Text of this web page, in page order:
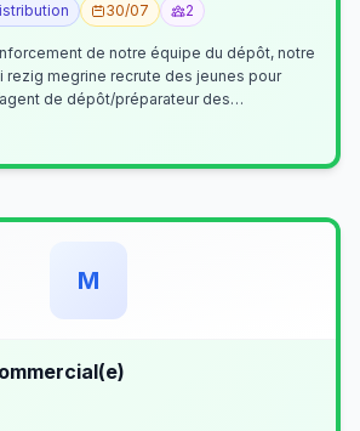
30/07 2
de notre équipe du dépôt, notre
recrute des jeunes pour
de dépôt/préparateur des
M